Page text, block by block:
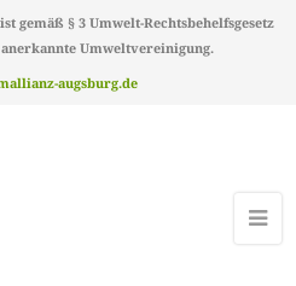
gemäß § 3 Umwelt-Rechtsbehelfsgesetz
Umweltvereinigung.
augsburg.de